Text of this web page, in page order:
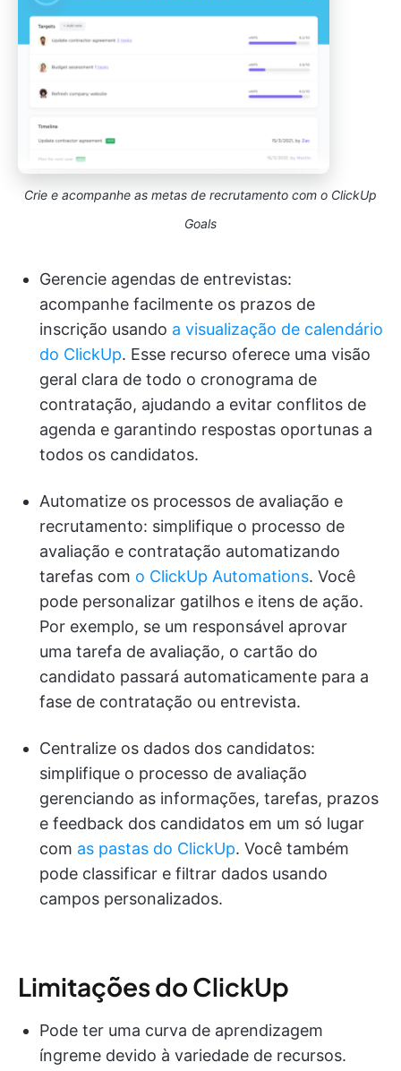
Crie e acompanhe as metas de recrutamento com o ClickUp
Goals
Gerencie agendas de entrevistas:
acompanhe facilmente os prazos de
inscrição usando a visualização de calendário
do ClickUp. Esse recurso oferece uma visão
geral clara de todo o cronograma de
contratação, ajudando a evitar conflitos de
agenda e garantindo respostas oportunas a
todos os candidatos.
Automatize os processos de avaliação e
recrutamento: simplifique o processo de
avaliação e contratação automatizando
tarefas com o ClickUp Automations. Você
pode personalizar gatilhos e itens de ação.
Por exemplo, se um responsável aprovar
uma tarefa de avaliação, o cartão do
candidato passará automaticamente para a
fase de contratação ou entrevista.
Centralize os dados dos candidatos:
simplifique o processo de avaliação
gerenciando as informações, tarefas, prazos
e feedback dos candidatos em um só lugar
com as pastas do ClickUp. Você também
pode classificar e filtrar dados usando
campos personalizados.
Limitações do ClickUp
Pode ter uma curva de aprendizagem
íngreme devido à variedade de recursos.